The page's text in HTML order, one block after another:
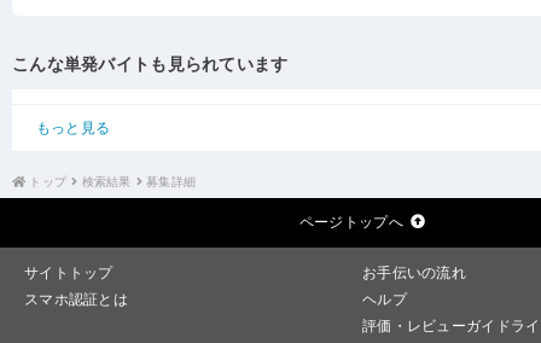
こんな単発バイトも見られています
もっと見る
トップ 検索結果 募集詳細
ページトップへ
サイトトップ
お手伝いの流れ
スマホ認証とは
ヘルプ
評価・レビューガイドラ